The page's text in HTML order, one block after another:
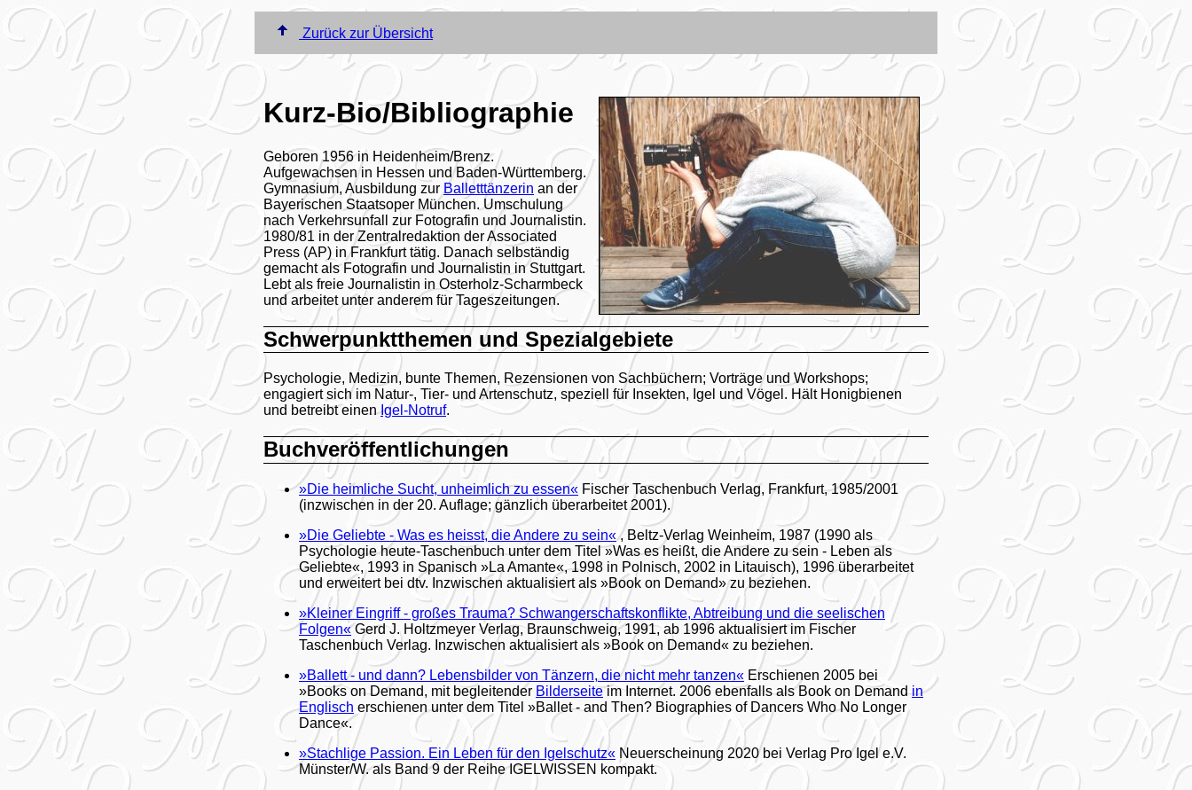
Zurück zur Übersicht
Kurz-Bio/Bibliographie
Geboren 1956 in Heidenheim/Brenz.
Aufgewachsen in Hessen und Baden-Württemberg.
Gymnasium, Ausbildung zur Balletttänzerin an der
Bayerischen Staatsoper München. Umschulung
nach Verkehrsunfall zur Fotografin und Journalistin.
1980/81 in der Zentralredaktion der Associated
Press (AP) in Frankfurt tätig. Danach selbständig
gemacht als Fotografin und Journalistin in Stuttgart.
Lebt als freie Journalistin in Osterholz-Scharmbeck
und arbeitet unter anderem für Tageszeitungen.
Schwerpunktthemen und Spezialgebiete
Psychologie, Medizin, bunte Themen, Rezensionen von Sachbüchern; Vorträge und Workshops;
engagiert sich im Natur-, Tier- und Artenschutz, speziell für Insekten, Igel und Vögel. Hält Honigbienen
und betreibt einenIgel-Notruf.
Buchveröffentlichungen
»Die heimliche Sucht, unheimlich zu essen« Fischer Taschenbuch Verlag, Frankfurt, 1985/2001
(inzwischen in der 20. Auflage; gänzlich überarbeitet 2001).
»Die Geliebte - Was es heisst, die Andere zu sein«, Beltz-Verlag Weinheim, 1987 (1990 als
Psychologie heute-Taschenbuch unter dem Titel »Was es heißt, die Andere zu sein - Leben als
Geliebte«, 1993 in Spanisch »La Amante«, 1998 in Polnisch, 2002 in Litauisch), 1996 überarbeitet
und erweitert bei dtv. Inzwischen aktualisiert als »Book on Demand» zu beziehen.
»Kleiner Eingriff - großes Trauma? Schwangerschaftskonflikte, Abtreibung und die seelischen
Folgen«Gerd J. Holtzmeyer Verlag, Braunschweig, 1991, ab 1996 aktualisiert im Fischer
Taschenbuch Verlag. Inzwischen aktualisiert als »Book on Demand« zu beziehen.
»Ballett - und dann? Lebensbilder von Tänzern, die nicht mehr tanzen« Erschienen 2005 bei
»Books on Demand, mit begleitender Bilderseiteim Internet. 2006 ebenfalls als Book on Demandin
Englisch erschienen unter dem Titel »Ballet - and Then? Biographies of Dancers Who No Longer
Dance«.
»Stachlige Passion. Ein Leben für den Igelschutz« Neuerscheinung 2020 bei Verlag Pro Igel e.V.
Münster/W. als Band 9 der Reihe IGELWISSEN kompakt.